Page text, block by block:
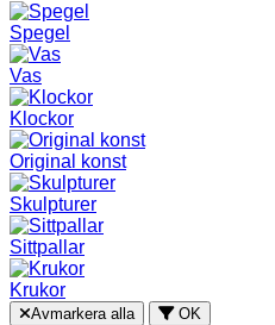
Spegel
Vas
Klockor
Original konst
Skulpturer
Sittpallar
Krukor
Avmarkera alla OK